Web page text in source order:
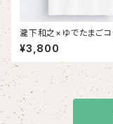
瀧下和之×ゆでたまごコ
リティTシャツ（白生地に
ロプリント）
¥3,800